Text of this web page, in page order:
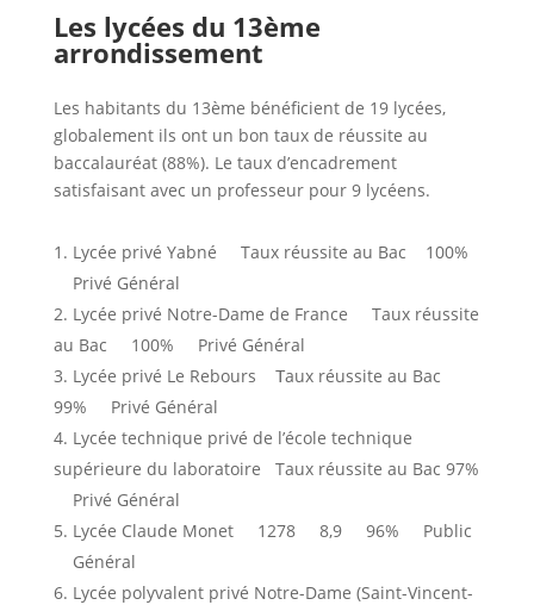
Les lycées du 13ème
arrondissement
Les habitants du 13ème bénéficient de 19 lycées,
globalement ils ont un bon taux de réussite au
baccalauréat (88%). Le taux d’encadrement
satisfaisant avec un professeur pour 9 lycéens.
Lycée privé Yabné Taux réussite au Bac 100%
Privé Général
Lycée privé Notre-Dame de France Taux réussite
au Bac 100% Privé Général
Lycée privé Le Rebours
Taux réussite au Bac
99% Privé Général
Lycée technique privé de l’école technique
supérieure du laboratoire Taux réussite au Bac 97%
Privé Général
Lycée Claude Monet 1278 8,9 96% Public
Général
Lycée polyvalent privé Notre-Dame (Saint-Vincent-